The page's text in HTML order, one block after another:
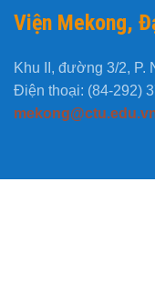
Viện Mekong,
Khu II, đường 3/2, P.
Điện thoại: (84-292)